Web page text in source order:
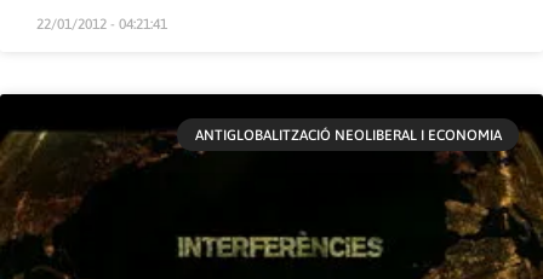
22/01/2012 - 04:21:41
ANTIGLOBALITZACIÓ NEOLIBERAL I ECONOMIA